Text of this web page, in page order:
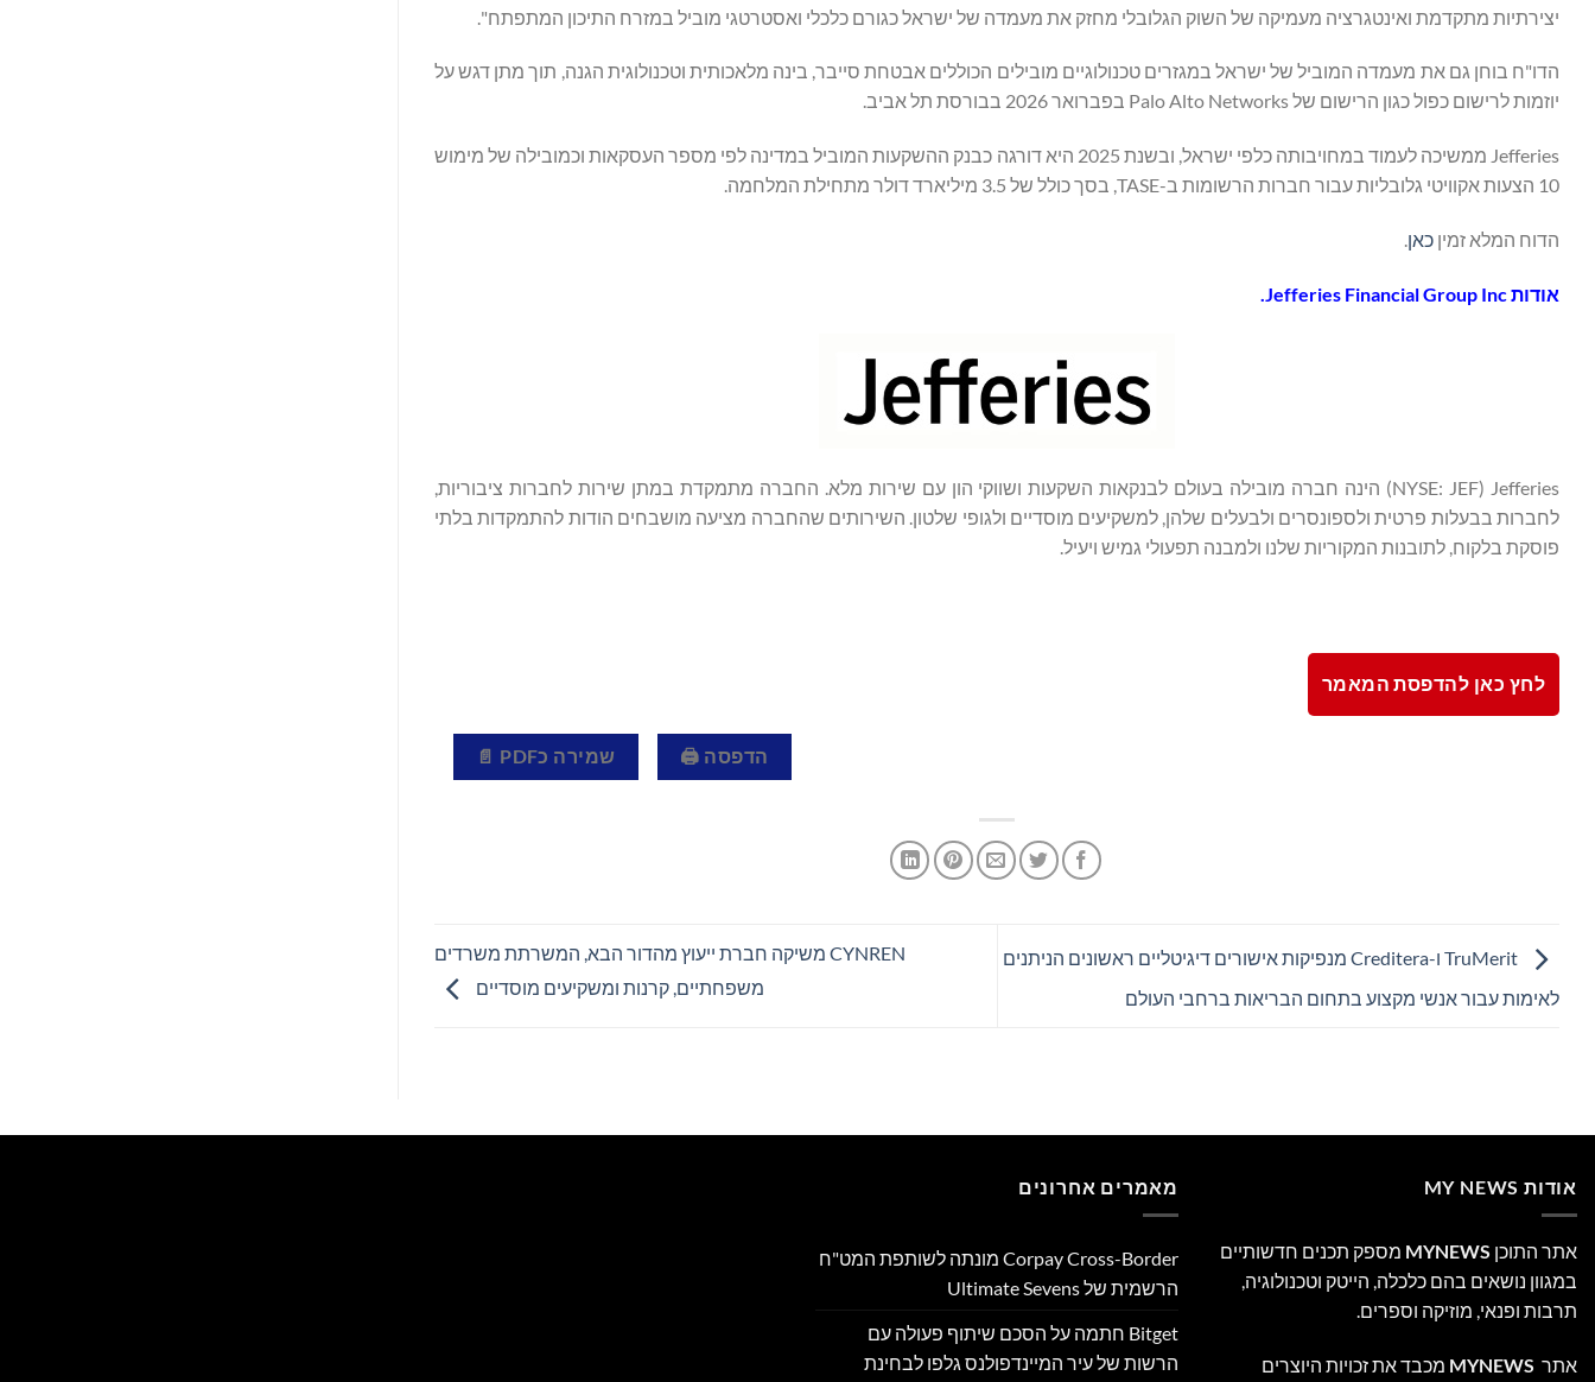
יצירתיות מתקדמת ואינטגרציה מעמיקה של השוק הגלובלי מחזק את מעמדה של ישראל כגורם כלכלי ואסטרטגי מוביל במזרח התיכון המתפתח".
הדו"ח בוחן גם את מעמדה המוביל של ישראל במגזרים טכנולוגיים מובילים הכוללים אבטחת סייבר, בינה מלאכותית וטכנולוגית הגנה, תוך מתן דגש על
יוזמות לרישום כפול כגון הרישום של Palo Alto Networks בפברואר 2026 בבורסת תל אביב.
Jefferies ממשיכה לעמוד במחויבותה כלפי ישראל, ובשנת 2025 היא דורגה כבנק ההשקעות המוביל במדינה לפי מספר העסקאות וכמובילה של מימוש
10 הצעות אקוויטי גלובליות עבור חברות הרשומות ב-TASE, בסך כולל של 3.5 מיליארד דולר מתחילת המלחמה.
הדוח המלא זמין כאן.
אודותJefferies Financial Group Inc
Jefferies ‏(NYSE: JEF) הינה חברה מובילה בעולם לבנקאות השקעות ושווקי הון עם שירות מלא. החברה מתמקדת במתן שירות לחברות ציבוריות,
לחברות בבעלות פרטית ולספונסרים ולבעלים שלהן, למשקיעים מוסדיים ולגופי שלטון. השירותים שהחברה מציעה מושבחים הודות להתמקדות בלתי
פוסקת בלקוח, לתובנות המקוריות שלנו ולמבנה תפעולי גמיש ויעיל.
לחץ כאן להדפסת המאמר
הדפסה 🖨 שמירה כPDF 📄
TruMerit ו-Creditera מנפיקות אישורים דיגיטליים ראשונים הניתנים
לאימות עבור אנשי מקצוע בתחום הבריאות ברחבי העולם
CYNREN משיקה חברת ייעוץ מהדור הבא, המשרתת משרדים
משפחתיים, קרנות ומשקיעים מוסדיים
אודות MY NEWS
אתר התוכן MYNEWS מספק תכנים חדשותיים
במגוון נושאים בהם כלכלה, הייטק וטכנולוגיה,
תרבות ופנאי, מוזיקה וספרים.
אתר MYNEWS מכבד את זכויות היוצרים
מאמרים אחרונים
Corpay Cross-Border מונתה לשותפת המט"ח
הרשמית של Ultimate Sevens
Bitget חתמה על הסכם שיתוף פעולה עם
הרשות של עיר המיינדפולנס גלפו לבחינת